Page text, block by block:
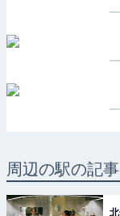
周辺の駅の記事